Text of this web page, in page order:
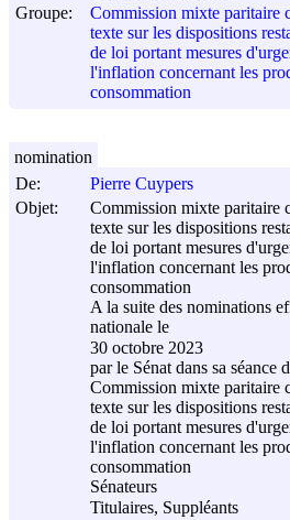
Groupe:
Commission mixte paritaire
texte sur les dispositions
de loi portant mesures
l'inflation concernant les
consommation
De:
Pierre Cuypers
Objet:
Commission mixte paritaire
texte sur les dispositions
de loi portant mesures
l'inflation concernant les
consommation
A la suite des nominations
nationale le
30 octobre 2023
par le Sénat dans sa séance
Commission mixte paritaire
texte sur les dispositions
de loi portant mesures
l'inflation concernant les
consommation
Sénateurs
Titulaires, Suppléants
nomination